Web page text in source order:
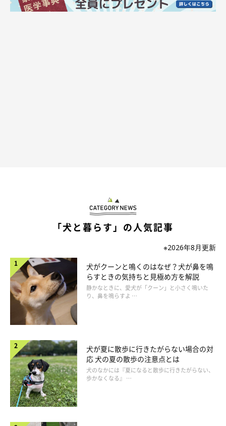
います。さみしがり屋のワンちゃんの場合、留守番前の過剰な触
【3】愛犬に謝りながら出かける
「犬と暮らす」の人気記事
※2026年8月更新
犬がクーンと鳴くのはなぜ？犬が鼻を鳴
らすときの気持ちと見極め方を解説
静かなときに、愛犬が「クーン」と小さく鳴いた
り、鼻を鳴らすよ …
犬が夏に散歩に行きたがらない場合の対
応 犬の夏の散歩の注意点とは
犬のなかには『夏になると散歩に行きたがらない、
歩かなくなる』 …